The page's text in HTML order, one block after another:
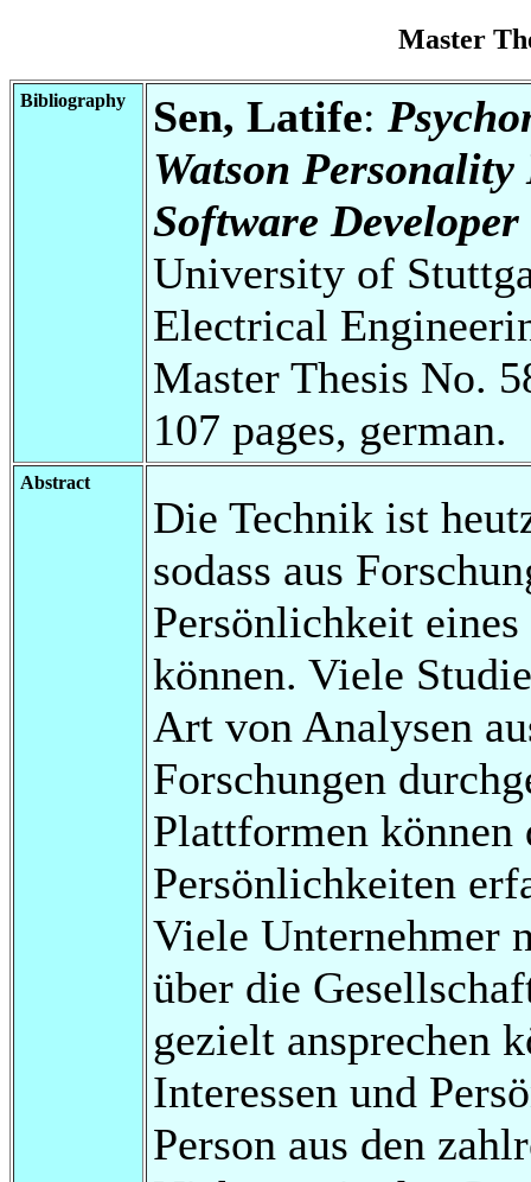
Master
Bibliography Sen, Latife:
Watson
Software
University of
Electrical
Master Thesis No.
107 pages, german.
Abstract
Die Technik ist
sodass aus
Persönlichkeit
können. Viele
Art von Analysen
Forschungen
Plattformen
Persönlichkeiten
Viele Unternehmer
über die
gezielt ansprechen
Interessen und
Person aus den